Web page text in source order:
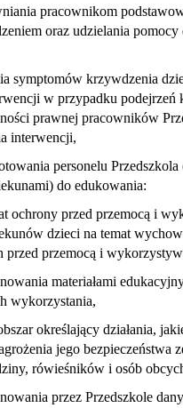
pracownikom
oraz udzielania
symptomów krzywdzenia
w przypadku podejrzeń
prawnej pracowników
interwencji,
personelu
do edukowania:
ochrony przed przemocą i
dzieci na temat
przed przemocą i
materiałami
wykorzystania,
określający działania,
jego bezpieczeństwa
rówieśników i osób
przez Przedszkole